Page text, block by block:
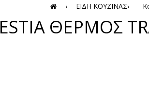
› ΕΙΔΗ ΚΟΥΖΙΝΑΣ›
ESTIA ΘΕΡΜΟΣ